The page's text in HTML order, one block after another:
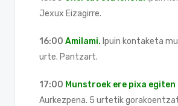
Jexux Eizagirre.
16:00 Amilami. Ipuin kontaketa
urte. Pantzart.
17:00 Munstroek ere pixa egiten
Aurkezpena. 5 urtetik